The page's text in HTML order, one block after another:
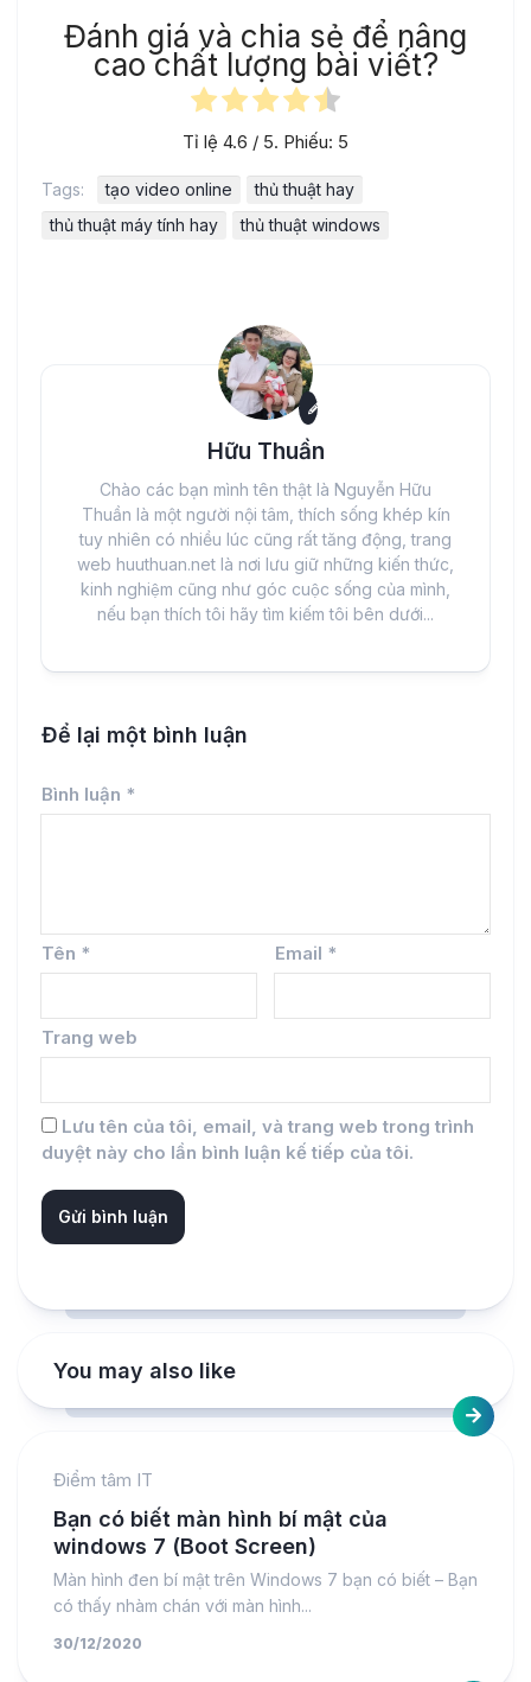
Đánh giá và chia sẻ để nâng
cao chất lượng bài viết?
Tỉ lệ 4.6 / 5. Phiếu: 5
Tags: tạo video online
thủ thuật hay
thủ thuật máy tính hay
thủ thuật windows
Hữu Thuần
Chào các bạn mình tên thật là Nguyễn Hữu
Thuần là một người nội tâm, thích sống khép kín
tuy nhiên có nhiều lúc cũng rất tăng động, trang
web huuthuan.net là nơi lưu giữ những kiến thức,
kinh nghiệm cũng như góc cuộc sống của mình,
nếu bạn thích tôi hãy tìm kiếm tôi bên dưới...
Để lại một bình luận
Bình luận *
Tên * Email *
Trang web
Lưu tên của tôi, email, và trang web trong trình
duyệt này cho lần bình luận kế tiếp của tôi.
You may also like
Điểm tâm IT
Bạn có biết màn hình bí mật của
windows 7 (Boot Screen)
Màn hình đen bí mật trên Windows 7 bạn có biết – Bạn
có thấy nhàm chán với màn hình...
30/12/2020